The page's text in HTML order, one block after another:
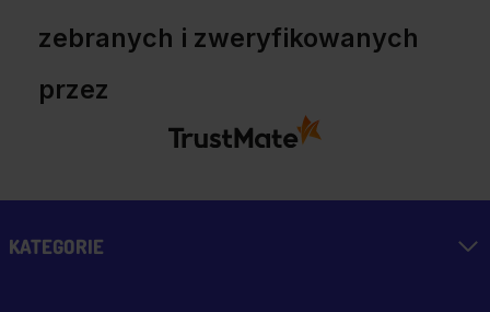
zebranych i zweryfikowanych
przez
KATEGORIE